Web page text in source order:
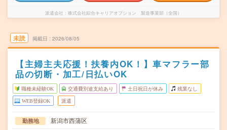
派遣会社 株式会社綜合キャリアオプション 製造事業部（全国）
未読 掲載日 2026/08/05
【主婦主夫応援！扶養内OK！】車マフラー部
品の切断・加工/日払いOK
職種未経験OK 交通費別途支給あり 土日祝日が休み 残業なし
WEB登録OK 派遣
勤務地 新潟市西蒲区